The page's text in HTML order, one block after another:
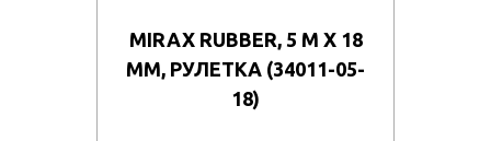
MIRAX RUBBER, 5 М Х 18
ММ, РУЛЕТКА (34011-05-
18)